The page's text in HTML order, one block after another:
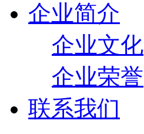
企业简介
企业文化
企业荣誉
联系我们